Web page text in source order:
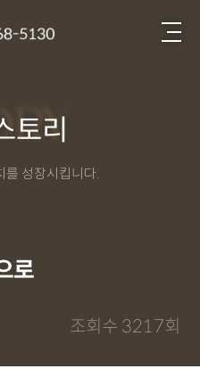
토리
를 성장시킵니다.
로
조회수 3217회